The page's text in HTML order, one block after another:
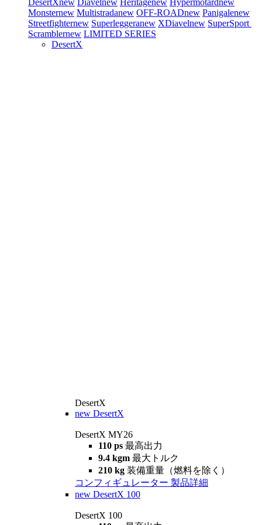
DesertXnew Diavelnew Heritagenew Hypermotardnew
Monsternew Multistradanew OFF-ROADnew Panigalenew
Streetfighternew Superleggeranew XDiavelnew SuperSport
Scramblernew LIMITED SERIES
DesertX
DesertX
new DesertX
DesertX MY26
110 ps 最高出力
9.4 kgm 最大トルク
210 kg 装備重量（燃料を除く）
コンフィギュレーター 製品詳細
new DesertX 100
DesertX 100